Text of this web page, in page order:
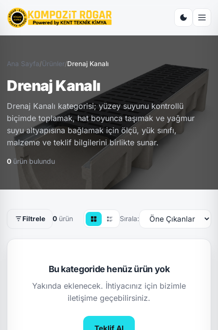
Ana Sayfa/Ürünler/Drenaj Kanalı
Drenaj Kanalı
Drenaj Kanalı kategorisi; yüzey suyunu kontrollü
biçimde toplamak, hat boyunca taşımak ve yağmur
suyu altyapısına bağlamak için ölçü, yük sınıfı,
malzeme ve teklif bilgilerini birlikte sunar.
0 ürün bulundu
Filtrele 0 ürün Sırala:
Bu kategoride henüz ürün yok
Yakında eklenecek. İhtiyacınız için bizimle
iletişime geçebilirsiniz.